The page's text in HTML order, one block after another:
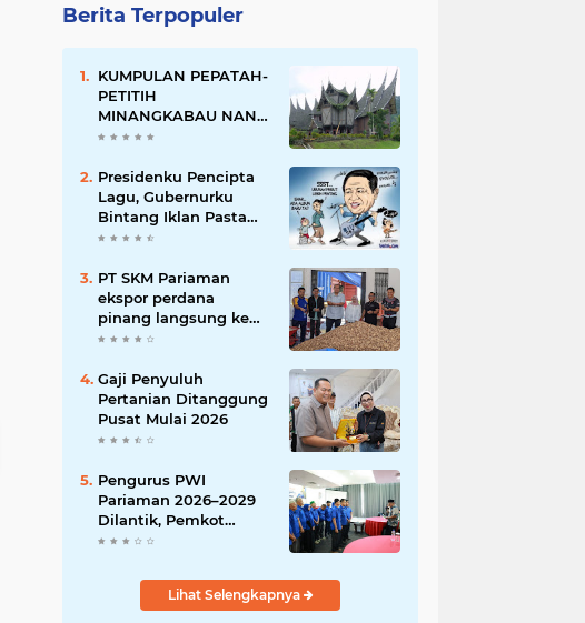
Berita Terpopuler
KUMPULAN PEPATAH-
PETITIH
MINANGKABAU NAN
ELOK
Presidenku Pencipta
Lagu, Gubernurku
Bintang Iklan Pasta
Gigi
PT SKM Pariaman
ekspor perdana
pinang langsung ke
India
Gaji Penyuluh
Pertanian Ditanggung
Pusat Mulai 2026
Pengurus PWI
Pariaman 2026–2029
Dilantik, Pemkot
Tekankan Sinergi dan
Lihat Selengkapnya